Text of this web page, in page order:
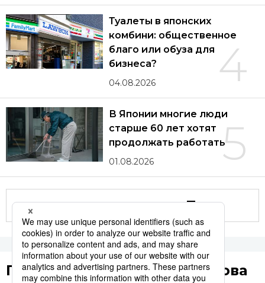
4
Туалеты в японских
комбини: общественное
благо или обуза для
бизнеса?
04.08.2026
5
В Японии многие люди
старше 60 лет хотят
продолжать работать
01.08.2026
Другие статьи по теме
Популярные поисковые слова